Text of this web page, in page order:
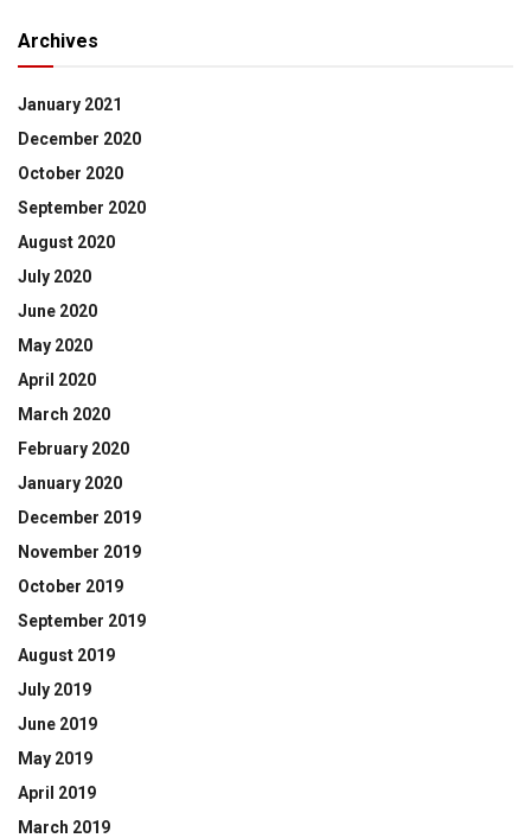
Archives
January 2021
December 2020
October 2020
September 2020
August 2020
July 2020
June 2020
May 2020
April 2020
March 2020
February 2020
January 2020
December 2019
November 2019
October 2019
September 2019
August 2019
July 2019
June 2019
May 2019
April 2019
March 2019